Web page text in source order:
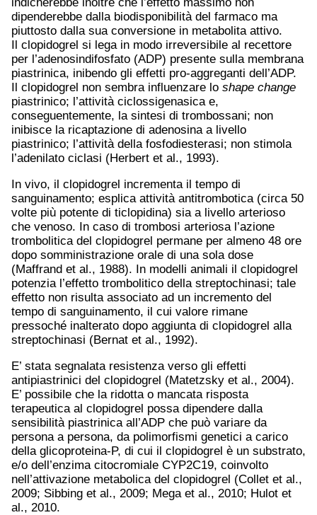
dipenderebbe dalla biodisponibilità del farmaco ma
piuttosto dalla sua conversione in metabolita attivo.
Il clopidogrel si lega in modo irreversibile al recettore
per l’adenosindifosfato (ADP) presente sulla membrana
piastrinica, inibendo gli effetti pro-aggreganti dell’ADP.
Il clopidogrel non sembra influenzare lo shape change
piastrinico; l’attività ciclossigenasica e,
conseguentemente, la sintesi di trombossani; non
inibisce la ricaptazione di adenosina a livello
piastrinico; l’attività della fosfodiesterasi; non stimola
l’adenilato ciclasi (Herbert et al., 1993).
In vivo, il clopidogrel incrementa il tempo di
sanguinamento; esplica attività antitrombotica (circa 50
volte più potente di ticlopidina) sia a livello arterioso
che venoso. In caso di trombosi arteriosa l’azione
trombolitica del clopidogrel permane per almeno 48 ore
dopo somministrazione orale di una sola dose
(Maffrand et al., 1988). In modelli animali il clopidogrel
potenzia l’effetto trombolitico della streptochinasi; tale
effetto non risulta associato ad un incremento del
tempo di sanguinamento, il cui valore rimane
pressoché inalterato dopo aggiunta di clopidogrel alla
streptochinasi (Bernat et al., 1992).
E’ stata segnalata resistenza verso gli effetti
antipiastrinici del clopidogrel (Matetzsky et al., 2004).
E’ possibile che la ridotta o mancata risposta
terapeutica al clopidogrel possa dipendere dalla
sensibilità piastrinica all’ADP che può variare da
persona a persona, da polimorfismi genetici a carico
della glicoproteina-P, di cui il clopidogrel è un substrato,
e/o dell’enzima citocromiale CYP2C19, coinvolto
nell’attivazione metabolica del clopidogrel (Collet et al.,
2009; Sibbing et al., 2009; Mega et al., 2010; Hulot et
al., 2010.